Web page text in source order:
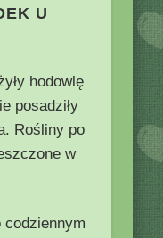
U
hodowlę
posadziły
Rośliny po
w
codziennym